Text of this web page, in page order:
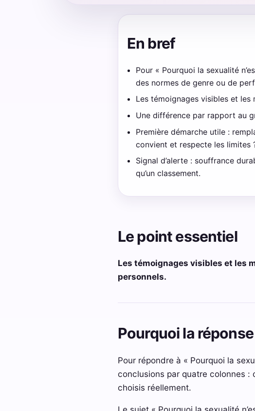
En bref
Pour « Pourquoi la sexualité
des normes de genre ou de
Les témoignages visibles et
Une différence par rapport au
Première démarche utile :
convient et respecte les limites
Signal d’alerte : souffrance
qu’un classement.
Le point essentiel
Les témoignages visibles et les
personnels.
Pourquoi la
Pour répondre à « Pourquoi la
conclusions par quatre colonnes :
choisis réellement.